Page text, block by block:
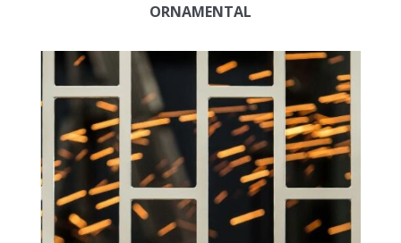
ORNAMENTAL